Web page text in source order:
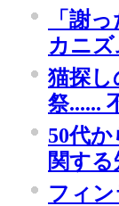
「謝
カニ
猫探し
祭......
50代
関す
フィ